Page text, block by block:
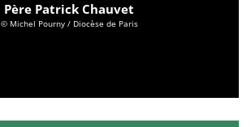
Père Patrick Chauvet
© Michel Pourny / Diocèse de Paris